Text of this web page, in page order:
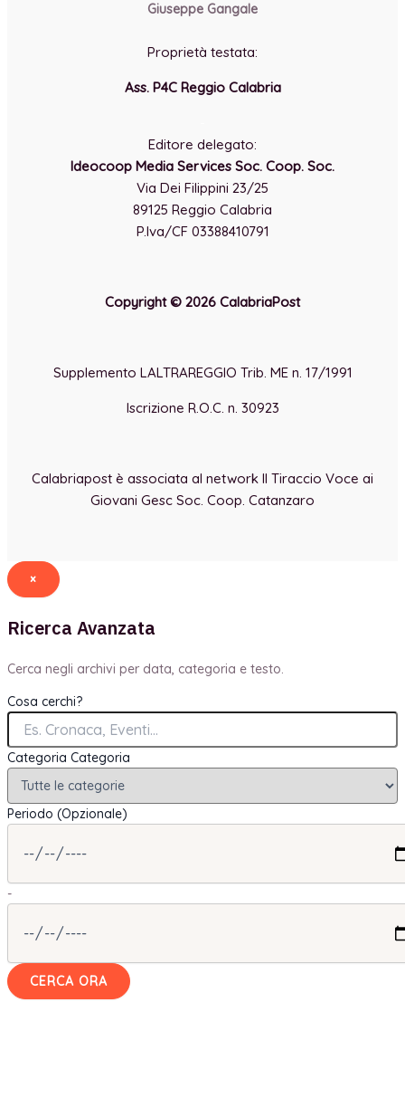
Giuseppe Gangale
Proprietà testata:
Ass. P4C Reggio Calabria
Editore delegato:
Ideocoop Media Services Soc. Coop. Soc.
Via Dei Filippini 23/25
89125 Reggio Calabria
P.Iva/CF 03388410791
Copyright © 2026 CalabriaPost
Supplemento LALTRAREGGIO Trib. ME n. 17/1991
Iscrizione R.O.C. n. 30923
Calabriapost è associata al network Il Tiraccio Voce ai
Giovani Gesc Soc. Coop. Catanzaro
×
Ricerca Avanzata
Cerca negli archivi per data, categoria e testo.
Cosa cerchi?
Categoria Categoria
Periodo (Opzionale)
-
CERCA ORA